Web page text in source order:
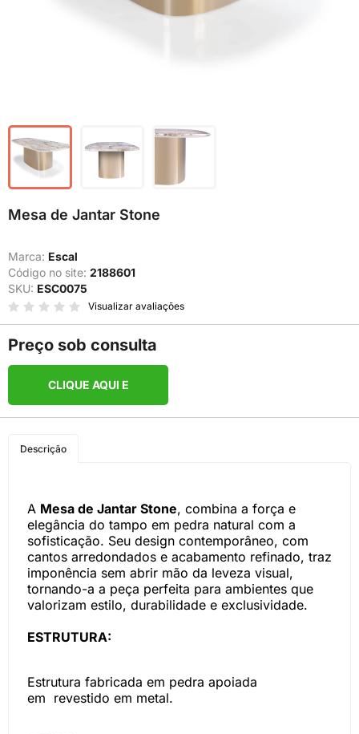
Mesa de Jantar Stone
Marca: Escal
Código no site: 2188601
SKU: ESC0075
Visualizar avaliações
Preço sob consulta
CLIQUE AQUI E
Descrição
A Mesa de Jantar Stone, combina a força e
elegância do tampo em pedra natural com a
sofisticação. Seu design contemporâneo, com
cantos arredondados e acabamento refinado, traz
imponência sem abrir mão da leveza visual,
tornando-a a peça perfeita para ambientes que
valorizam estilo, durabilidade e exclusividade.
ESTRUTURA:
Estrutura fabricada em pedra apoiada
em revestido em metal.